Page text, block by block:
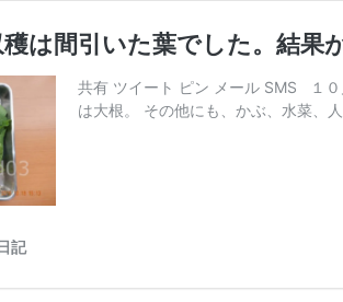
は間引いた葉でした。結果
共有 ツイート ピン メール SMS １
は大根。 その他にも、かぶ、水菜、
記